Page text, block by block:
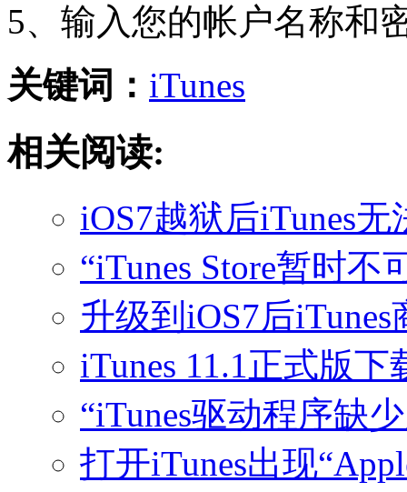
5、输入您的帐户名称和
关键词： iTunes
相关阅读:
iOS7越狱后iTunes
“iTunes Store暂时不
升级到iOS7后
iTunes 11.1正式版
“iTunes驱动程序缺
打开iTunes出现